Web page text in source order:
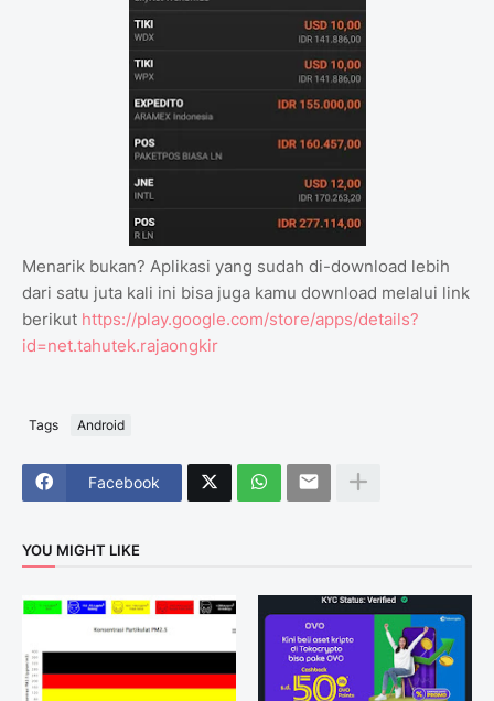
Menarik bukan? Aplikasi yang sudah di-download lebih
dari satu juta kali ini bisa juga kamu download melalui link
berikut https://play.google.com/store/apps/details?
id=net.tahutek.rajaongkir
Tags Android
Facebook
YOU MIGHT LIKE